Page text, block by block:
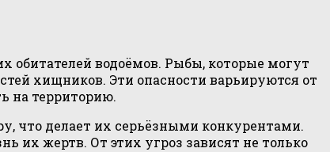
обитателей водоёмов. Рыбы, которые могут
хищников. Эти опасности варьируются от
на территорию.
что делает их серьёзными конкурентами.
их жертв. От этих угроз зависят не только